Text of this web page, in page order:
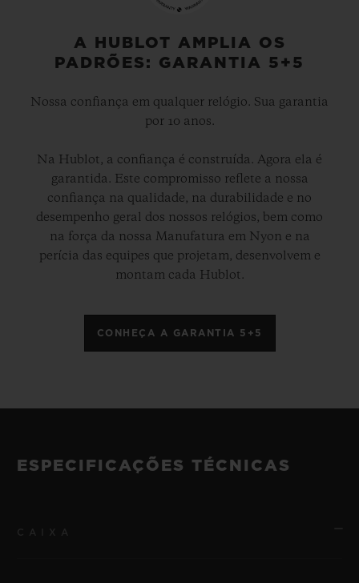
A HUBLOT AMPLIA OS
PADRÕES: GARANTIA 5+5
Nossa confiança em qualquer relógio. Sua garantia
por 10 anos.
Na Hublot, a confiança é construída. Agora ela é
garantida. Este compromisso reflete a nossa
confiança na qualidade, na durabilidade e no
desempenho geral dos nossos relógios, bem como
na força da nossa Manufatura em Nyon e na
perícia das equipes que projetam, desenvolvem e
montam cada Hublot.
CONHEÇA A GARANTIA 5+5
ESPECIFICAÇÕES TÉCNICAS